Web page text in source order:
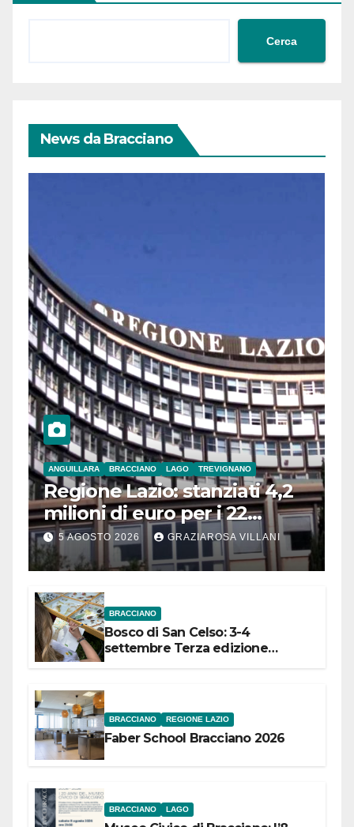
Cerca
News da Bracciano
ANGUILLARA BRACCIANO LAGO TREVIGNANO
Regione Lazio: stanziati 4,2
milioni di euro per i 22
Comuni dell’Etruria
Meridionale
5 AGOSTO 2026 GRAZIAROSA VILLANI
BRACCIANO
Bosco di San Celso: 3-4
settembre Terza edizione
BRACCIANO REGIONE LAZIO
Faber School Bracciano 2026
BRACCIANO LAGO